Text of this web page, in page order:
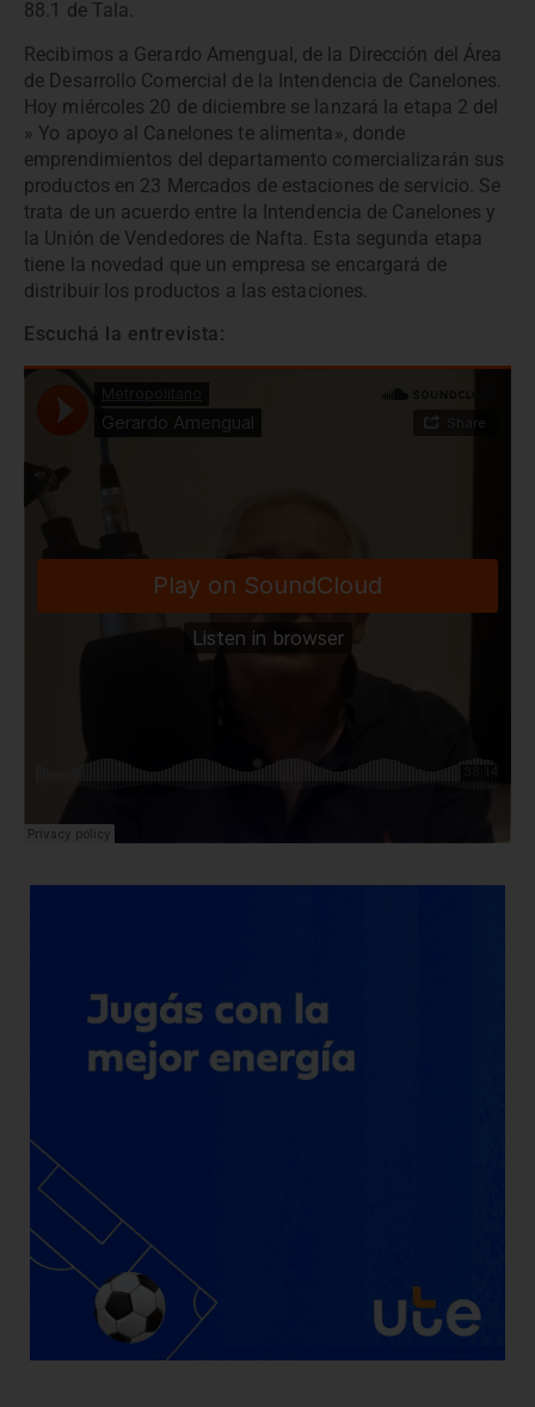
88.1 de Tala.
Recibimos a Gerardo Amengual, de la Dirección del Área
de Desarrollo Comercial de la Intendencia de Canelones.
Hoy miércoles 20 de diciembre se lanzará la etapa 2 del
» Yo apoyo al Canelones te alimenta», donde
emprendimientos del departamento comercializarán sus
productos en 23 Mercados de estaciones de servicio. Se
trata de un acuerdo entre la Intendencia de Canelones y
la Unión de Vendedores de Nafta. Esta segunda etapa
tiene la novedad que un empresa se encargará de
distribuir los productos a las estaciones.
Escuchá la entrevista: